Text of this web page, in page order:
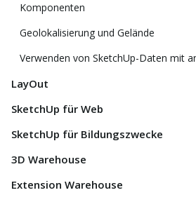
Komponenten
Geolokalisierung und Gelände
LayOut
SketchUp für Web
SketchUp für Bildungszwecke
3D Warehouse
Extension Warehouse